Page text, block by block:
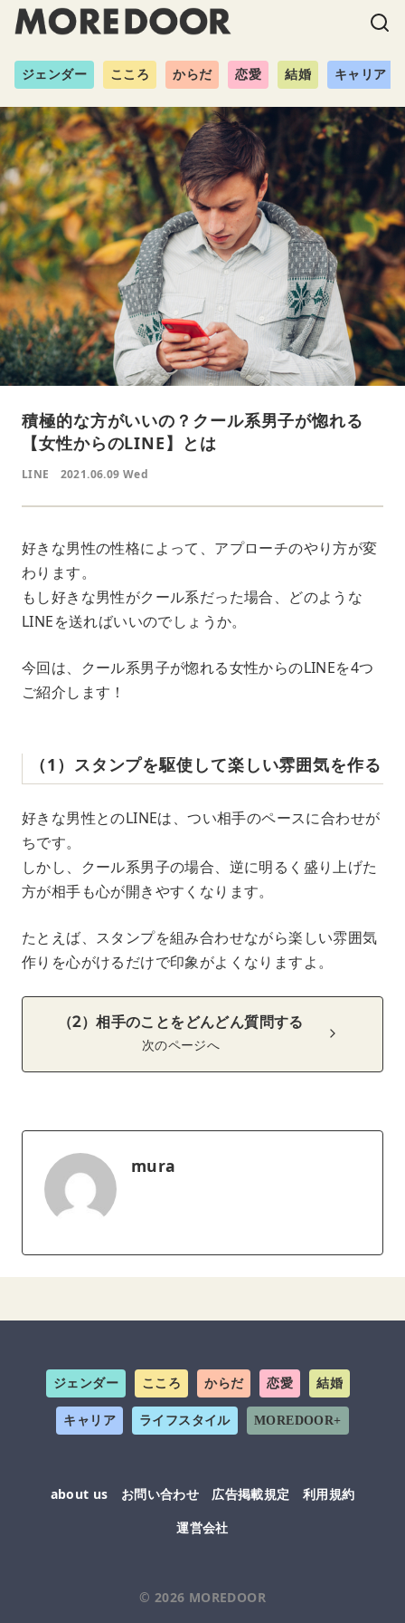
ジェンダー こころ からだ 恋愛 結婚 キャリア
積極的な方がいいの？クール系男子が惚れる
【女性からのLINE】とは
LINE 2021.06.09 Wed
好きな男性の性格によって、アプローチのやり方が変
わります。
もし好きな男性がクール系だった場合、どのような
LINEを送ればいいのでしょうか。
今回は、クール系男子が惚れる女性からのLINEを4つ
ご紹介します！
（1）スタンプを駆使して楽しい雰囲気を作る
好きな男性とのLINEは、つい相手のペースに合わせが
ちです。
しかし、クール系男子の場合、逆に明るく盛り上げた
方が相手も心が開きやすくなります。
たとえば、スタンプを組み合わせながら楽しい雰囲気
作りを心がけるだけで印象がよくなりますよ。
（2）相手のことをどんどん質問する
次のページへ
mura
ジェンダー こころ からだ 恋愛 結婚
キャリア ライフスタイル MOREDOOR+
about us お問い合わせ 広告掲載規定
利用規約
運営会社
© 2026 MOREDOOR